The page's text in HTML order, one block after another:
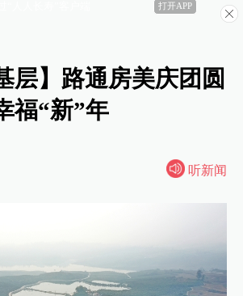
层】路通房美庆团圆
福“新”年
听新闻
打开APP